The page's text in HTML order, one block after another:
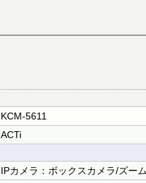
KCM-5611
ACTi
IPカメラ：ボックスカメラ/ズー